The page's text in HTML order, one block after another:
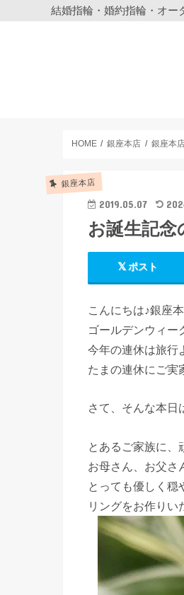
結婚指輪・婚約指輪・オー
HOME 銀座本店 銀座本
銀座本店
2019.05.07
お誕生記
ポスト
こんにちは♪銀座
ゴールデンウィー
今年の連休は旅行
たまの連休にご実
さて、そんな本日
とあるご家族に、
お母さん、お父さ
とっても優しく穏
リングをお作りい